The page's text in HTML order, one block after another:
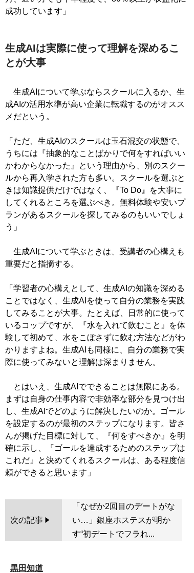
成功しています」
生成AIは実際に使って理解を深めるこ
とが大事
生成AIについて学ぶならスクールに入るか、生
成AIの活用水準が高い企業に転職するのがオスス
メだという。
「ただ、生成AIのスクールは玉石混交の状態で、
うちには『抽象的なことばかりで何をすればいい
かわからなかった』という理由から、別のスクー
ルから再入学された方も多い。スクールを選ぶと
きは知識提供だけではなく、『To Do』を大事に
してくれるところを選ぶべき。無料体験や安いプ
ランがあるスクールを探してみるのもいいでしょ
う」
生成AIについて学ぶときは、受講者の心構えも
重要だと指摘する。
「学習者の心構えとして、生成AIの知識を深める
ことではなく、生成AIを使って自分の業務を実践
してみることが大事。たとえば、日常的に使って
いるコップですが、『水を入れて飲むこと』を体
験して初めて、水をこぼさずに飲む方法などがわ
かりますよね。生成AIも同様に、自分の業務で実
際に使ってみないと理解は深まりません。
とはいえ、生成AIでできることは無限にある。
まずは自身の仕事内容で非効率な部分を見つけ出
し、生成AIでどのように解決したいのか。ゴール
を設定するのが最初のステップになります。皆さ
んが掲げた目標に対して、『何をすべきか』を明
確に示し、『ゴールを達成するためのステップは
これだ』と決めてくれるスクールは、ある程度信
次の記事
「なぜか2回目のデートがな
い…」銀座ホステスが明か
す“初デートでフラれ...
黒田知道